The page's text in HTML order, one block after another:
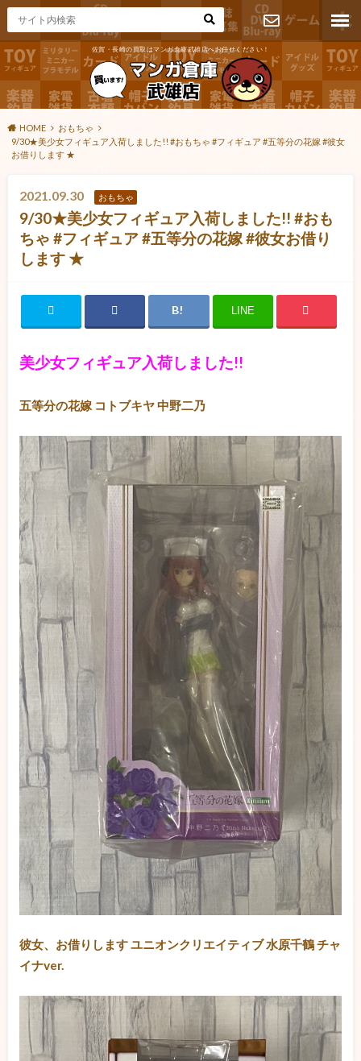
佐賀・長崎の買取はマンガ倉庫武雄店へお任せください！
お問い合わ
せ
HOME
おもちゃ
9/30★美少女フィギュア入荷しました!! #おもちゃ #フィギュア #五等分の花嫁 #彼女
お借りします ★
2021.09.30 おもちゃ
9/30★美少女フィギュア入荷しました!! #おも
ちゃ #フィギュア #五等分の花嫁 #彼女お借り
します ★
LINE
美少女フィギュア入荷しました!!
五等分の花嫁 コトブキヤ 中野二乃
彼女、お借りします ユニオンクリエイティブ 水原千鶴 チャ
イナver.